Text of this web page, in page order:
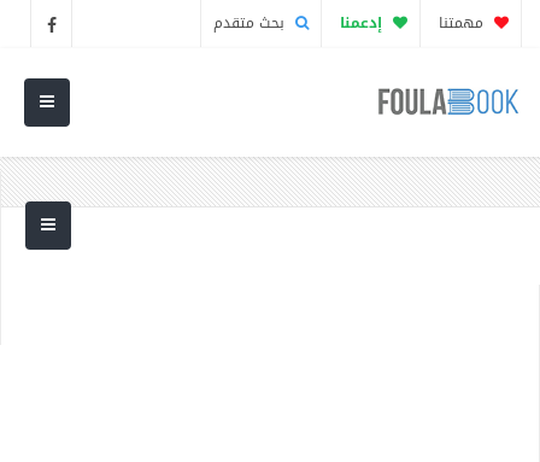
مهمتنا إدعمنا بحث متقدم